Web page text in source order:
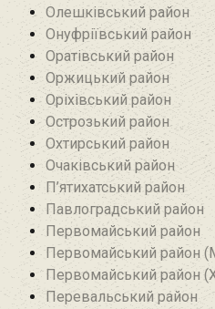
Олешківський район
Онуфріївський район‎
Оратівський район
Оржицький район
Оріхівський район
Острозький район
Охтирський район
Очаківський район
П’ятихатський район
Павлоградський район
Первомайський район
Первомайський район
Первомайський район
Перевальський район‎